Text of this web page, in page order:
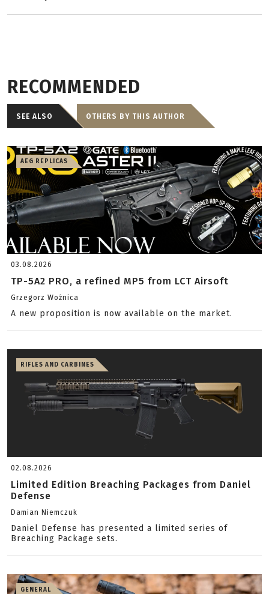
RECOMMENDED
SEE ALSO OTHERS BY THIS AUTHOR
AEG REPLICAS
03.08.2026
TP-5A2 PRO, a refined MP5 from LCT Airsoft
Grzegorz Woźnica
A new proposition is now available on the market.
RIFLES AND CARBINES
02.08.2026
Limited Edition Breaching Packages from Daniel
Defense
Damian Niemczuk
Daniel Defense has presented a limited series of
Breaching Package sets.
GENERAL